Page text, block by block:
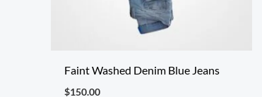
Faint Washed Denim Blue Jeans
$150.00